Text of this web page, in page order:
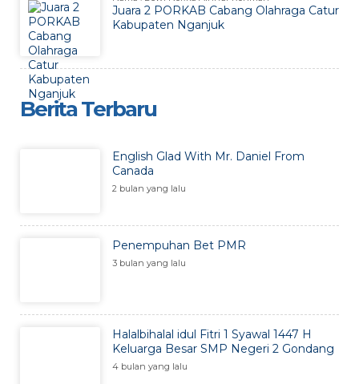
Juara 2 PORKAB Cabang Olahraga Catur
Kabupaten Nganjuk
Berita Terbaru
English Glad With Mr. Daniel From
Canada
2 bulan yang lalu
Penempuhan Bet PMR
3 bulan yang lalu
Halalbihalal idul Fitri 1 Syawal 1447 H
Keluarga Besar SMP Negeri 2 Gondang
4 bulan yang lalu